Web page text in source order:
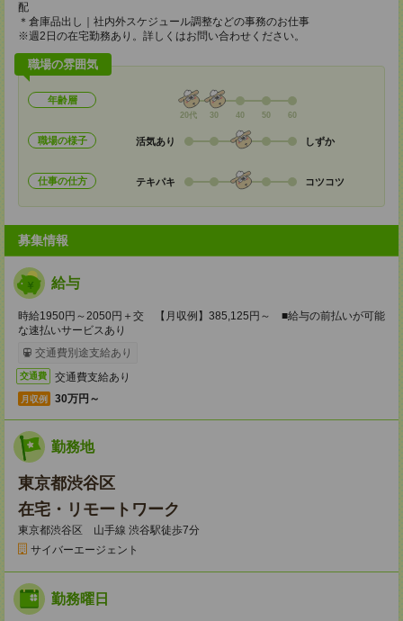
配
＊倉庫品出し｜社内外スケジュール調整などの事務のお仕事
※週2日の在宅勤務あり。詳しくはお問い合わせください。
職場の雰囲気
年齢層
20代 30 40 50 60
職場の様子 活気あり しずか
仕事の仕方 テキパキ コツコツ
募集情報
給与
時給1950円～2050円＋交 【月収例】385,125円～ ■給与の前払いが可能
な速払いサービスあり
交通費別途支給あり
交通費 交通費支給あり
月収例 30万円～
勤務地
東京都渋谷区
在宅・リモートワーク
東京都渋谷区 山手線 渋谷駅徒歩7分
サイバーエージェント
勤務曜日